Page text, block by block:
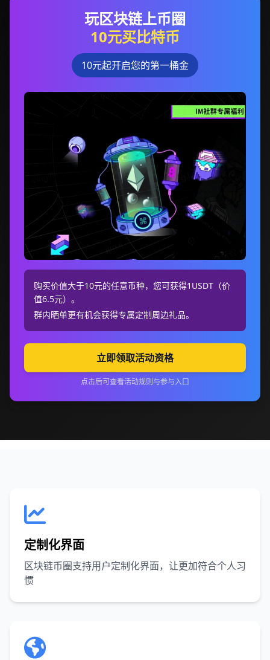
玩区块链上币圈
10元买比特币
10元起开启您的第一桶金
购买价值大于10元的任意币种，您可获得1USDT（价
值6.5元）。
群内晒单更有机会获得专属定制周边礼品。
立即领取活动资格
点击后可查看活动规则与参与入口
定制化界面
区块链币圈支持用户定制化界面，让更加符合个人习
惯